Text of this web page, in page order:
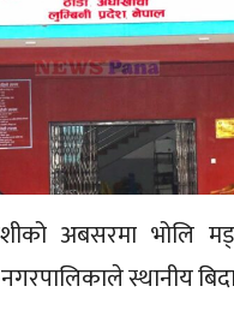
अबसरमा भोलि
स्थानीय